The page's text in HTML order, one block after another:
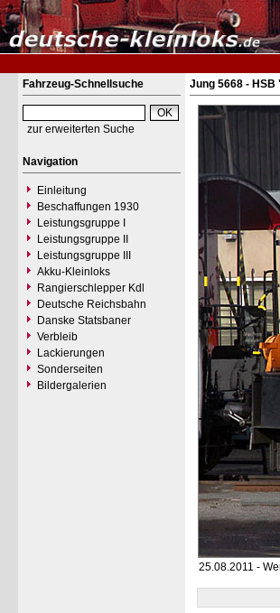
Fahrzeug-Schnellsuche
zur erweiterten Suche
Navigation
Einleitung
Beschaffungen 1930
Leistungsgruppe I
Leistungsgruppe II
Leistungsgruppe III
Akku-Kleinloks
Rangierschlepper Kdl
Deutsche Reichsbahn
Danske Statsbaner
Verbleib
Lackierungen
Sonderseiten
Bildergalerien
Jung 5668 - HSB
25.08.2011 -